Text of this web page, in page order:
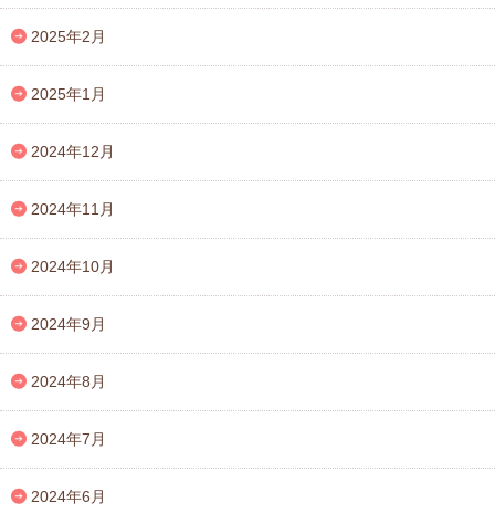
2025年2月
2025年1月
2024年12月
2024年11月
2024年10月
2024年9月
2024年8月
2024年7月
2024年6月